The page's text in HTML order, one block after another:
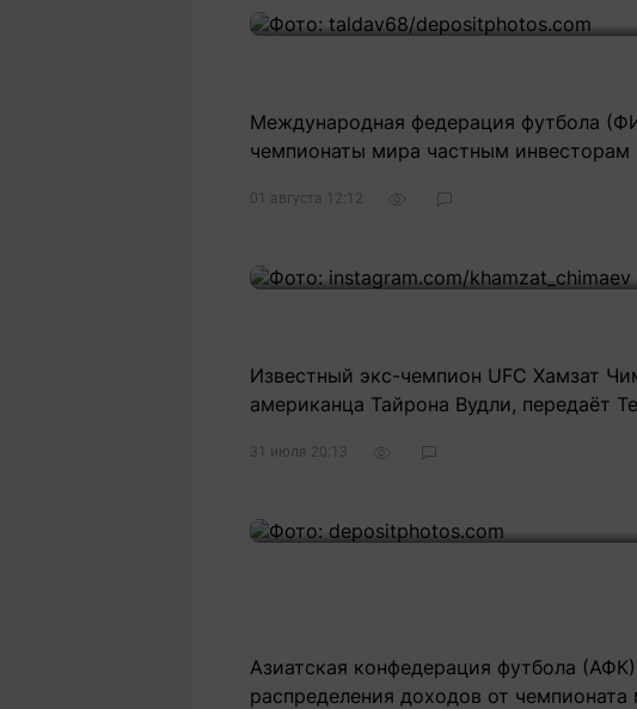
Международная федерация футбола
чемпионаты мира частным инвесторам
01 августа 12:12
Известный экс-чемпион UFС Хамзат
американца Тайрона Вудли, передаёт
31 июля 20:13
Азиатская конфедерация футбола
распределения доходов от чемпионата